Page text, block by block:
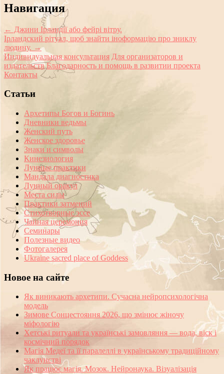
Сообщение
навигации
Навигация
← Джини Ірландії або фейрі вітру.
Ірландский рітуал, щоб знайти іноформацію про зниклу
людину. →
Индивидуальная консультация Для организаторов и
издательств Благодарность и помощь в развитии проекта
Контакты
Статьи
Архетипы Богов и Богинь
Дневники ведьмы
Женский путь
Женское здоровье
Знаки и символы
Кинезиология
Лунные практики
Мандала диагностика
Лунный оракул
Места силы
Практики затмений
Стихотворные эссе
Чайная церемония
Семинары
Полезные видео
Фотогалерея
Ukraine sacred place of Goddess
Новое на сайте
Як виникають архетипи. Сучасна нейропсихологічна
модель
Зимове Сонцестояння 2026, що змінює жіночу
міфологію
Хетські ритуали та українські замовляння — вода, віск і
космічний порядок
Магія Медеї та її паралеллі в українському традиційному
чаклунстві
Як працює магія. Мозок. Нейронаука. Візуалізація